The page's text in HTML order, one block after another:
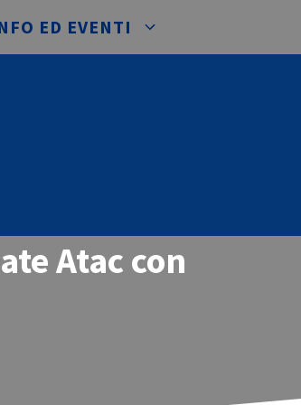
ED EVENTI
Atac con